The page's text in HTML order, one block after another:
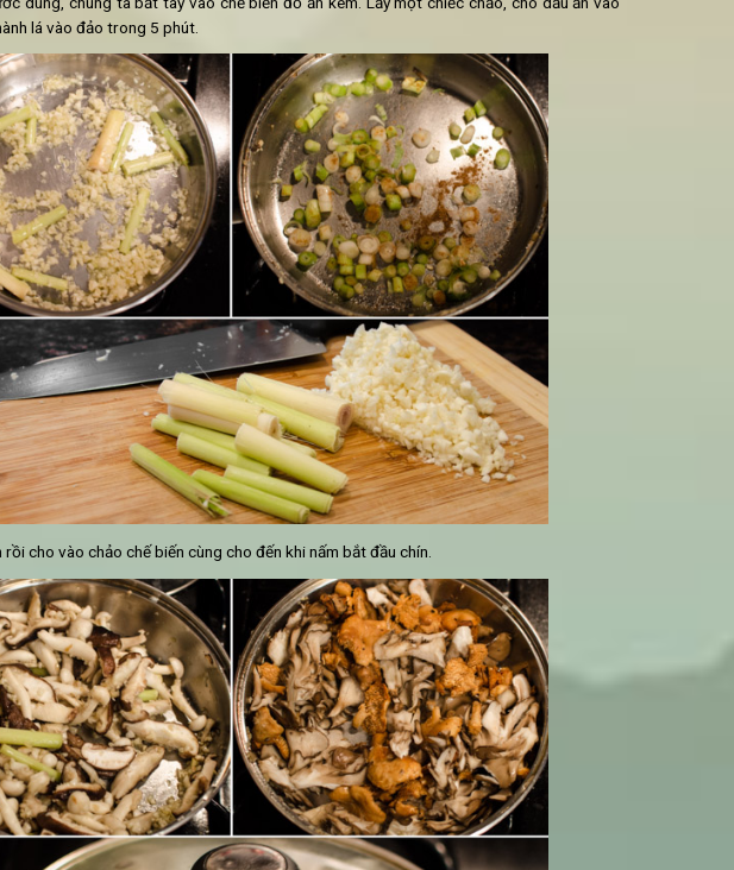
ớt bột vào nước dùng, nguấy để hòa tan gia vị. Tiếp tục đun sôi nhỏ lửa trong 1
nước vào và đun tiếp.
đun nước dùng, chúng ta bắt tay vào chế biến đồ ăn kèm. Lấy một chiếc chảo, cho dầu
sả và hành lá vào đảo trong 5 phút.